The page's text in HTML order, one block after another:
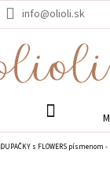
info@olioli.sk
DUPAČKY s FLOWERS písmenom -